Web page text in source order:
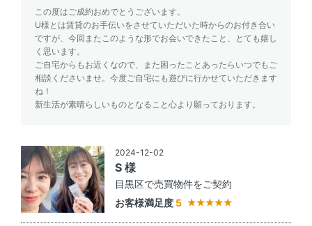
この度はご成約おめでとうございます。
U様とは賃貸のお手伝いをさせていただいた時からのお付き合い
ですが、今回またこのような形でお会いできたこと、とても嬉し
く思います。
ご自宅からもお近くなので、また困ったことあったらいつでもご
相談くださいませ。今度ご自宅にも遊びに行かせていただきます
ね！
新生活が素晴らしいものとなること心より願っております。
2024-12-02
S 様
目黒区で売買物件をご契約
お客様満足度 5